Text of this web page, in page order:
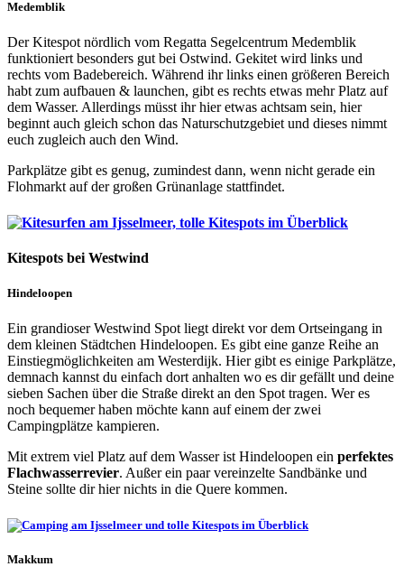
Medemblik
Der Kitespot nördlich vom Regatta Segelcentrum Medemblik
funktioniert besonders gut bei Ostwind. Gekitet wird links und
rechts vom Badebereich. Während ihr links einen größeren Bereich
habt zum aufbauen & launchen, gibt es rechts etwas mehr Platz auf
dem Wasser. Allerdings müsst ihr hier etwas achtsam sein, hier
beginnt auch gleich schon das Naturschutzgebiet und dieses nimmt
euch zugleich auch den Wind.
Parkplätze gibt es genug, zumindest dann, wenn nicht gerade ein
Flohmarkt auf der großen Grünanlage stattfindet.
Kitespots bei Westwind
Hindeloopen
Ein grandioser Westwind Spot liegt direkt vor dem Ortseingang in
dem kleinen Städtchen Hindeloopen. Es gibt eine ganze Reihe an
Einstiegmöglichkeiten am Westerdijk. Hier gibt es einige Parkplätze,
demnach kannst du einfach dort anhalten wo es dir gefällt und deine
sieben Sachen über die Straße direkt an den Spot tragen. Wer es
noch bequemer haben möchte kann auf einem der zwei
Campingplätze kampieren.
Mit extrem viel Platz auf dem Wasser ist Hindeloopen ein perfektes
Flachwasserrevier. Außer ein paar vereinzelte Sandbänke und
Steine sollte dir hier nichts in die Quere kommen.
Makkum